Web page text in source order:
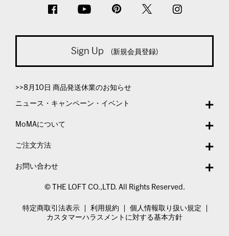
Sign Up (新規会員登録)
>>8月10日 商品発送休業のお知らせ
ニュース・キャンペーン・イベント
MoMAについて
ご注文方法
お問い合わせ
© THE LOFT CO.,LTD. All Rights Reserved.
特定商取引法表示 利用規約
個人情報取り扱い規定
カスタマーハラスメントに対する基本方針